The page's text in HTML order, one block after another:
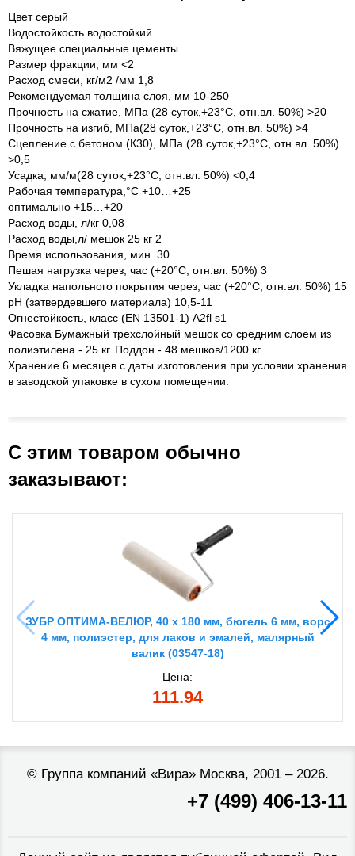
Цвет серый
Водостойкость водостойкий
Вяжущее специальные цементы
Размер фракции, мм <2
Расход смеси, кг/м2 /мм 1,8
Рекомендуемая толщина слоя, мм 10-250
Прочность на сжатие, МПа (28 суток,+23°С, отн.вл. 50%) >20
Прочность на изгиб, МПа(28 суток,+23°С, отн.вл. 50%) >4
Сцепление с бетоном (К30), МПа (28 суток,+23°С, отн.вл. 50%)
>0,5
Усадка, мм/м(28 суток,+23°С, отн.вл. 50%) <0,4
Рабочая температура,°С +10…+25
оптимально +15…+20
Расход воды, л/кг 0,08
Расход воды,л/ мешок 25 кг 2
Время использования, мин. 30
Пешая нагрузка через, час (+20°С, отн.вл. 50%) 3
Укладка напольного покрытия через, час (+20°С, отн.вл. 50%) 15
pH (затвердевшего материала) 10,5-11
Огнестойкость, класс (EN 13501-1) A2fl s1
Фасовка Бумажный трехслойный мешок со средним слоем из
полиэтилена - 25 кг. Поддон - 48 мешков/1200 кг.
Хранение 6 месяцев с даты изготовления при условии хранения
в заводской упаковке в сухом помещении.
С этим товаром обычно
заказывают:
ЗУБР ОПТИМА-ВЕЛЮР, 40 х 180 мм, бюгель 6 мм, ворс
4 мм, полиэстер, для лаков и эмалей, малярный
валик (03547-18)
Цена:
111.94
© Группа компаний «Вира»Москва, 2001 – 2026.
+7 (499) 406-13-11